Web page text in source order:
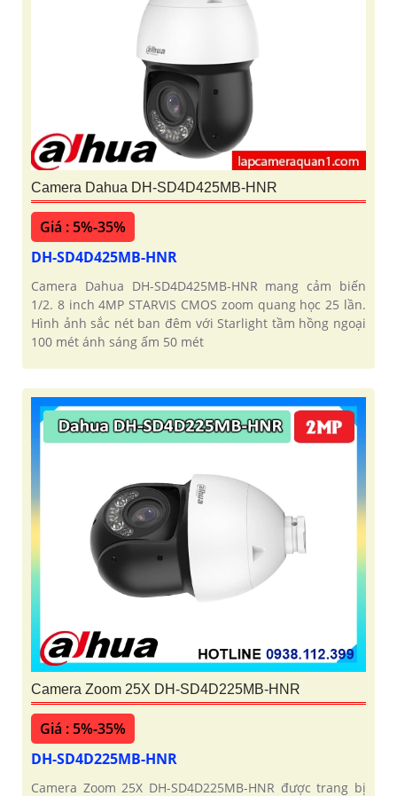
Camera Dahua DH-SD4D425MB-HNR
Giá : 5%-35%
DH-SD4D425MB-HNR
Camera Dahua DH-SD4D425MB-HNR mang cảm biến
1/2. 8 inch 4MP STARVIS CMOS zoom quang học 25 lần.
Hình ảnh sắc nét ban đêm với Starlight tầm hồng ngoại
100 mét ánh sáng ấm 50 mét
Camera Zoom 25X DH-SD4D225MB-HNR
Giá : 5%-35%
DH-SD4D225MB-HNR
Camera Zoom 25X DH-SD4D225MB-HNR được trang bị